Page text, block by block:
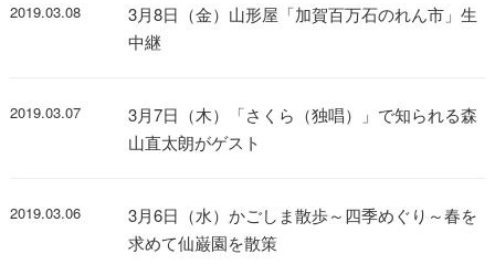
2019.03.08
3月8日（金）山形屋「加賀百万石のれん市」生
中継
2019.03.07
3月7日（木）「さくら（独唱）」で知られる森
山直太朗がゲスト
2019.03.06
3月6日（水）かごしま散歩～四季めぐり～春を
求めて仙巌園を散策